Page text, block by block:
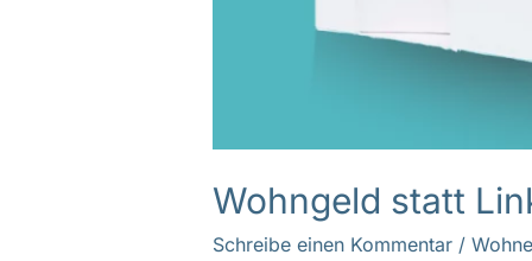
Wohngeld statt
Schreibe einen Kommentar /